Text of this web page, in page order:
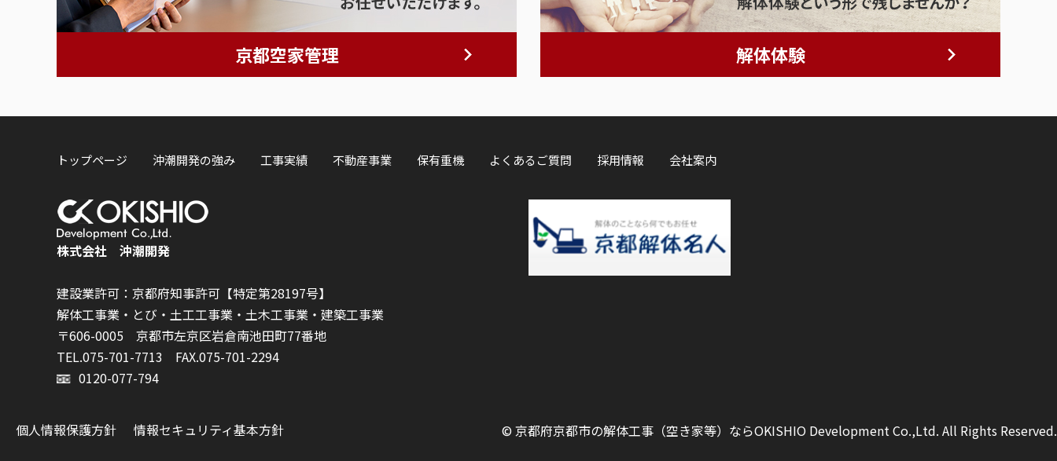
京都空家管理 解体体験
トップページ 沖潮開発の強み 工事実績 不動産事業 保有重機 よくあるご質問 採用情報 会社案内
株式会社 沖潮開発
建設業許可：京都府知事許可【特定第28197号】
解体工事業・とび・土工工事業・土木工事業・建築工事業
〒606-0005 京都市左京区岩倉南池田町77番地
TEL.075-701-7713 FAX.075-701-2294
0120-077-794
個人情報保護方針 情報セキュリティ基本方針 © 京都府京都市の解体工事（空き家等）ならOKISHIO Development Co.,Ltd. All Rights Reserved.